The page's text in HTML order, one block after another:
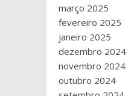
março 2025
fevereiro 2025
janeiro 2025
dezembro 2024
novembro 2024
outubro 2024